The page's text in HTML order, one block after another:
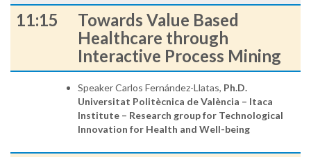
11:15
Towards Value Based
Healthcare through
Interactive Process Mining
Speaker Carlos Fernández-Llatas, Ph.D.
Universitat Politècnica de València – Itaca
Institute – Research group for Technological
Innovation for Health and Well-being